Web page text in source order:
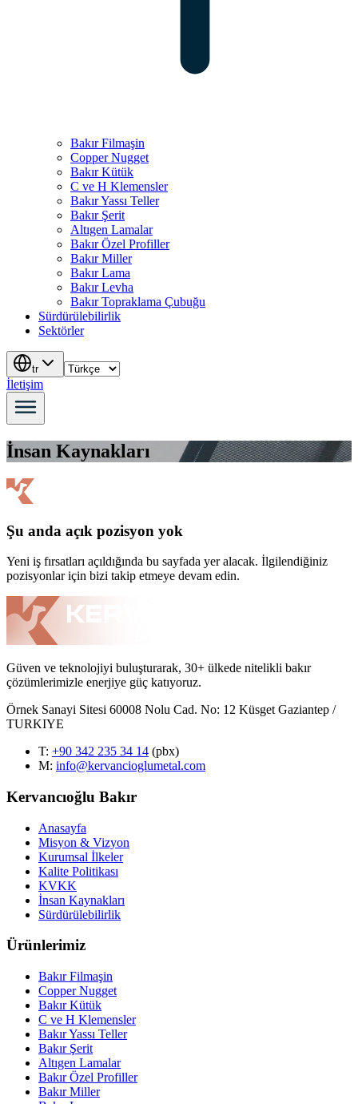
Bakır Filmaşin
Copper Nugget
Bakır Kütük
C ve H Klemensler
Bakır Yassı Teller
Bakır Şerit
Altıgen Lamalar
Bakır Özel Profiller
Bakır Miller
Bakır Lama
Bakır Levha
Bakır Topraklama Çubuğu
Sürdürülebilirlik
Sektörler
tr
İletişim
İnsan Kaynakları
Şu anda açık pozisyon yok
Yeni iş fırsatları açıldığında bu sayfada yer alacak. İlgilendiğiniz
pozisyonlar için bizi takip etmeye devam edin.
Güven ve teknolojiyi buluşturarak, 30+ ülkede nitelikli bakır
çözümlerimizle enerjiye güç katıyoruz.
Örnek Sanayi Sitesi 60008 Nolu Cad. No: 12 Küsget Gaziantep /
TURKIYE
T: +90 342 235 34 14 (pbx)
M: info@kervancioglumetal.com
Kervancıoğlu Bakır
Anasayfa
Misyon & Vizyon
Kurumsal İlkeler
Kalite Politikası
KVKK
İnsan Kaynakları
Sürdürülebilirlik
Ürünlerimiz
Bakır Filmaşin
Copper Nugget
Bakır Kütük
C ve H Klemensler
Bakır Yassı Teller
Bakır Şerit
Altıgen Lamalar
Bakır Özel Profiller
Bakır Miller